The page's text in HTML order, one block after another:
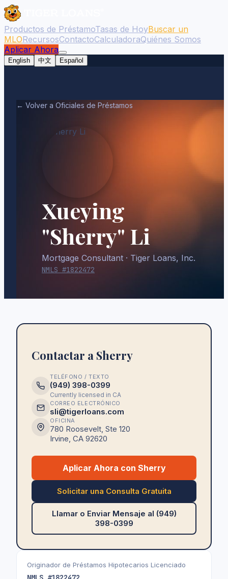
Productos de PréstamoTasas de HoyBuscar un
MLORecursosContactoCalculadoraQuiénes Somos
Aplicar Ahora
English 中文 Español
← Volver a Oficiales de Préstamos
Xueying
"Sherry" Li
Mortgage Consultant · Tiger Loans, Inc.
NMLS #1822472
Contactar a Sherry
TELÉFONO / TEXTO
(949) 398-0399
Currently licensed in CA
CORREO ELECTRÓNICO
sli@tigerloans.com
OFICINA
780 Roosevelt, Ste 120
Irvine, CA 92620
Aplicar Ahora con Sherry
Solicitar una Consulta Gratuita
Llamar o Enviar Mensaje al (949)
398-0399
Originador de Préstamos Hipotecarios Licenciado